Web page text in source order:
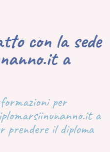
con la sede
a
per
a
prendere il diploma